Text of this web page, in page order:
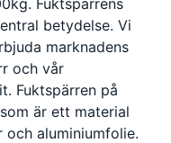
betydelse. Vi
marknadens
och vår
Fuktspärren på
är ett material
och aluminiumfolie.